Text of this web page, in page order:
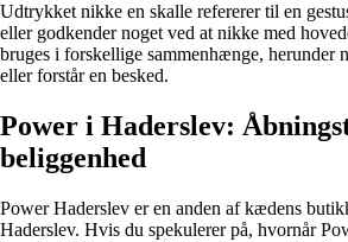
Udtrykket nikke en skalle refererer til en
eller godkender noget ved at nikke med
bruges i forskellige sammenhænge, herunder
eller forstår en besked.
Power i Haderslev:
beliggenhed
Power Haderslev er en anden af ​​kædens
Haderslev. Hvis du spekulerer på, hvornår